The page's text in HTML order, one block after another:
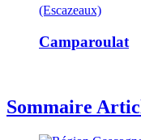
(Escazeaux)
Camparoulat
Sommaire